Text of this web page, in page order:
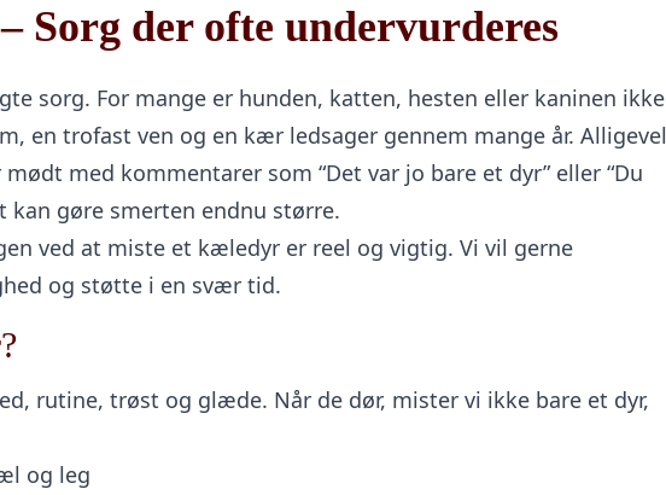
Sorg der ofte undervurderes
sorg. For mange er hunden, katten, hesten eller kaninen ikke
en trofast ven og en kær ledsager gennem mange år. Alligevel
med kommentarer som “Det var jo bare et dyr” eller “Du
kan gøre smerten endnu større.
ved at miste et kæledyr er reel og vigtig. Vi vil gerne
og støtte i en svær tid.
rutine, trøst og glæde. Når de dør, mister vi ikke bare et dyr,
og leg